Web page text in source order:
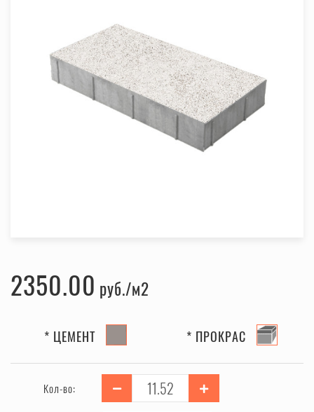
2350.00 руб.
* ЦЕМЕНТ * ПРОКРАС
Кол-во: